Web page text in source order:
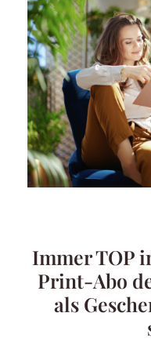
Immer TOP
Print-Abo
als